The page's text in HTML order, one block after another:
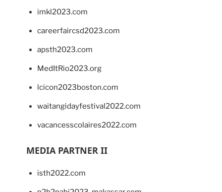
imkl2023.com
careerfaircsd2023.com
apsth2023.com
MedItRio2023.org
lcicon2023boston.com
waitangidayfestival2022.com
vacancesscolaires2022.com
MEDIA PARTNER II
isth2022.com